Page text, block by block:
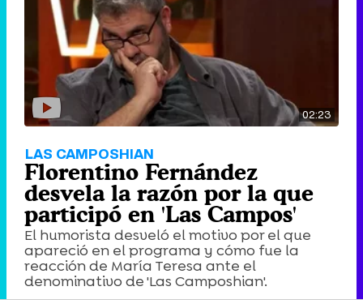
02:23
LAS CAMPOSHIAN
Florentino Fernández
desvela la razón por la que
participó en 'Las Campos'
El humorista desveló el motivo por el que
apareció en el programa y cómo fue la
reacción de María Teresa ante el
denominativo de 'Las Camposhian'.